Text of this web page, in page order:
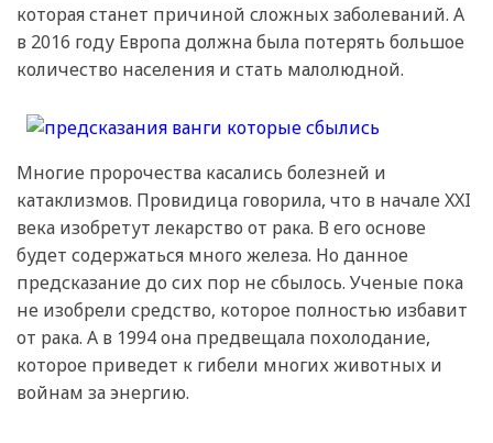
которая станет причиной сложных заболеваний. А
в 2016 году Европа должна была потерять большое
количество населения и стать малолюдной.
Многие пророчества касались болезней и
катаклизмов. Провидица говорила, что в начале XXI
века изобретут лекарство от рака. В его основе
будет содержаться много железа. Но данное
предсказание до сих пор не сбылось. Ученые пока
не изобрели средство, которое полностью избавит
от рака. А в 1994 она предвещала похолодание,
которое приведет к гибели многих животных и
войнам за энергию.